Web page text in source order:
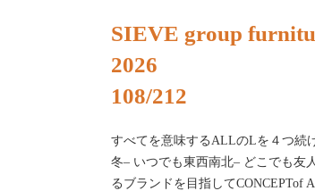
SIEVE group
2026
108/212
すべてを意味するALLのLを４つ続
冬‒ いつでも東西南北‒ どこでも友
るブランドを目指してCONCEPTof